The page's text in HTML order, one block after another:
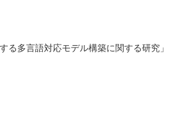
多言語対応モデル構築に関する研究」